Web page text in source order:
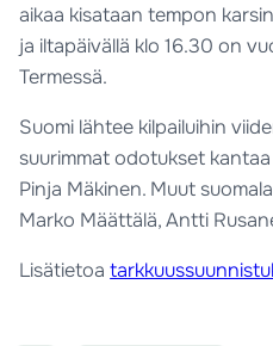
aikaa kisataan tempon
ja iltapäivällä klo 16.30 on
Termessä.
Suomi lähtee kilpailuihin
suurimmat odotukset
Pinja Mäkinen. Muut
Marko Määttälä, Antti
Lisätietoa